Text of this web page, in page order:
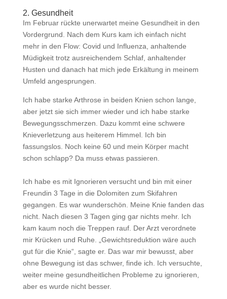
2. Gesundheit
Im Februar rückte unerwartet meine Gesundheit in den
Vordergrund. Nach dem Kurs kam ich einfach nicht
mehr in den Flow: Covid und Influenza, anhaltende
Müdigkeit trotz ausreichendem Schlaf, anhaltender
Husten und danach hat mich jede Erkältung in meinem
Umfeld angesprungen.
Ich habe starke Arthrose in beiden Knien schon lange,
aber jetzt sie sich immer wieder und ich habe starke
Bewegungsschmerzen. Dazu kommt eine schwere
Knieverletzung aus heiterem Himmel. Ich bin
fassungslos. Noch keine 60 und mein Körper macht
schon schlapp? Da muss etwas passieren.
Ich habe es mit Ignorieren versucht und bin mit einer
Freundin 3 Tage in die Dolomiten zum Skifahren
gegangen. Es war wunderschön. Meine Knie fanden das
nicht. Nach diesen 3 Tagen ging gar nichts mehr. Ich
kam kaum noch die Treppen rauf. Der Arzt verordnete
mir Krücken und Ruhe. „Gewichtsreduktion wäre auch
gut für die Knie“, sagte er. Das war mir bewusst, aber
ohne Bewegung ist das schwer, finde ich. Ich versuchte,
weiter meine gesundheitlichen Probleme zu ignorieren,
aber es wurde nicht besser.